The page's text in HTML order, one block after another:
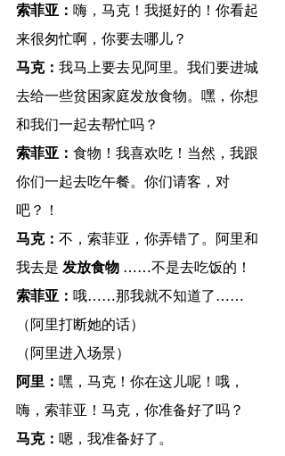
索菲亚： 嗨，马克！我挺好的！你看起
来很匆忙啊，你要去哪儿？
马克： 我马上要去见阿里。我们要进城
去给一些贫困家庭发放食物。嘿，你想
和我们一起去帮忙吗？
索菲亚： 食物！我喜欢吃！当然，我跟
你们一起去吃午餐。你们请客，对
吧？！
马克： 不，索菲亚，你弄错了。阿里和
我去是 发放食物 ……不是去吃饭的！
索菲亚： 哦……那我就不知道了……
（阿里打断她的话）
（阿里进入场景）
阿里： 嘿，马克！你在这儿呢！哦，
嗨，索菲亚！马克，你准备好了吗？
马克： 嗯，我准备好了。